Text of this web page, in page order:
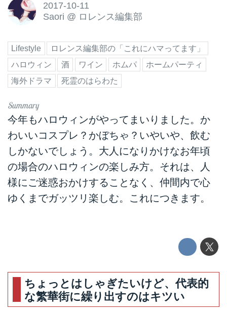
2017-10-11
Saori @ ロレンス編集部
Lifestyle
ロレンス編集部の「これにハマってます」
ハロウィン
酒 ワイン ホムパ
ホームパーティ
海外ドラマ
死霊のはらわた
今年もハロウィンがやってまいりました。か
わいいコスプレ？かぼちゃ？いやいや、飲む
しかないでしょう。大人になりかけなお年頃
の場合のハロウィンの楽しみ方。それは、人
様にご迷惑おかけすることなく、仲間内で心
ゆくまでガッツリ楽しむ。これにつきます。
ちょっとはしゃぎたいけど、代表的
な繁華街に繰り出すのはキツい